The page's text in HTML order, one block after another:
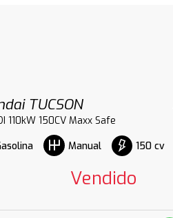
TUCSON
110kW 150CV Maxx Safe
Manual 150 cv
Vendido